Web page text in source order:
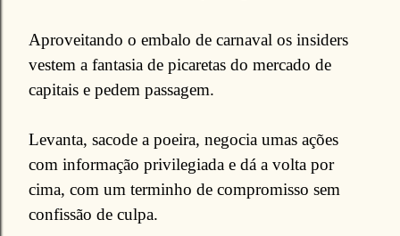
Aproveitando o embalo de carnaval os insiders
vestem a fantasia de picaretas do mercado de
capitais e pedem passagem.
Levanta, sacode a poeira, negocia umas ações
com informação privilegiada e dá a volta por
cima, com um terminho de compromisso sem
confissão de culpa.